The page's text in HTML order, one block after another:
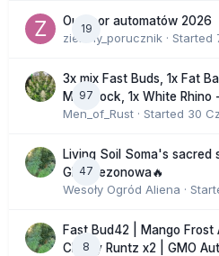
19
Outdoor automatów 2026
zielony_porucznik · Started
97
3x mix Fast Buds, 1x Fat
Moonrock, 1x White Rhino
Men_of_Rust · Started 30
47
Living Soil Soma's sacred
GHS sezonowa🔥
Wesoły Ogród Aliena ·
8
Fast Bud42 | Mango Frost
Cherry Runtz x2 | GMO